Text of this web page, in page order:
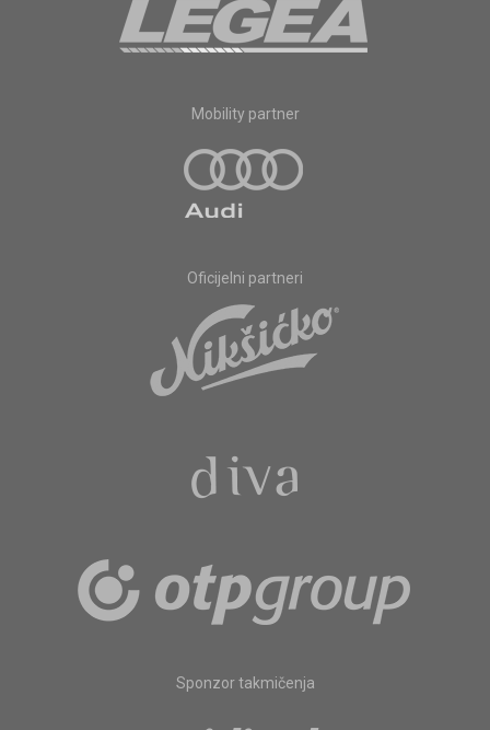
Mobility partner
Oficijelni partneri
Sponzor takmičenja